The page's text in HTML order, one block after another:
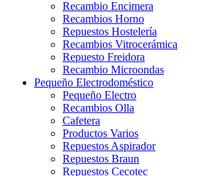
Recambio Encimera
Recambios Horno
Repuestos Hostelería
Recambios Vitrocerámica
Repuesto Freidora
Recambio Microondas
Pequeño Electrodoméstico
Pequeño Electro
Recambios Olla
Cafetera
Productos Varios
Repuestos Aspirador
Repuestos Braun
Repuestos Cecotec